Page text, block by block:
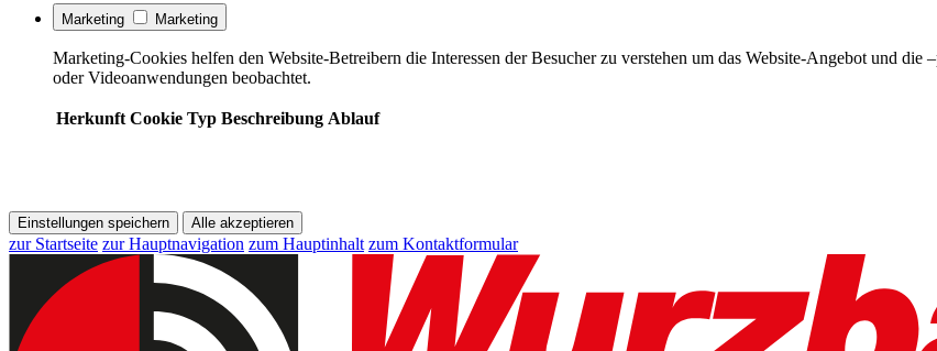
Marketing Marketing
Marketing-Cookies helfen den Website-Betreibern die Interessen der Besucher zu verstehen um das Website-Angebot und
oder Videoanwendungen beobachtet.
Herkunft Cookie Typ Beschreibung Ablauf
Einstellungen speichern Alle akzeptieren
zur Startseite zur Hauptnavigation zum Hauptinhalt zum Kontaktformular